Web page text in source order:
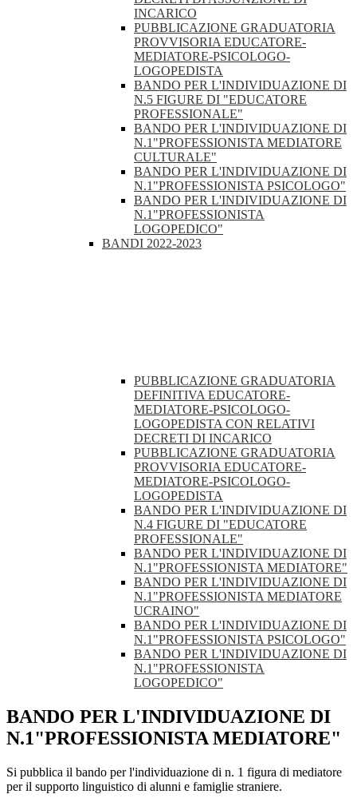
INCARICO
PUBBLICAZIONE GRADUATORIA
PROVVISORIA EDUCATORE-
MEDIATORE-PSICOLOGO-
LOGOPEDISTA
BANDO PER L'INDIVIDUAZIONE DI
N.5 FIGURE DI "EDUCATORE
PROFESSIONALE"
BANDO PER L'INDIVIDUAZIONE DI
N.1"PROFESSIONISTA MEDIATORE
CULTURALE"
BANDO PER L'INDIVIDUAZIONE DI
N.1"PROFESSIONISTA PSICOLOGO"
BANDO PER L'INDIVIDUAZIONE DI
N.1"PROFESSIONISTA
LOGOPEDICO"
BANDI 2022-2023
PUBBLICAZIONE GRADUATORIA
DEFINITIVA EDUCATORE-
MEDIATORE-PSICOLOGO-
LOGOPEDISTA CON RELATIVI
DECRETI DI INCARICO
PUBBLICAZIONE GRADUATORIA
PROVVISORIA EDUCATORE-
MEDIATORE-PSICOLOGO-
LOGOPEDISTA
BANDO PER L'INDIVIDUAZIONE DI
N.4 FIGURE DI "EDUCATORE
PROFESSIONALE"
BANDO PER L'INDIVIDUAZIONE DI
N.1"PROFESSIONISTA MEDIATORE"
BANDO PER L'INDIVIDUAZIONE DI
N.1"PROFESSIONISTA MEDIATORE
UCRAINO"
BANDO PER L'INDIVIDUAZIONE DI
N.1"PROFESSIONISTA PSICOLOGO"
BANDO PER L'INDIVIDUAZIONE DI
N.1"PROFESSIONISTA
LOGOPEDICO"
BANDO PER L'INDIVIDUAZIONE DI
N.1"PROFESSIONISTA MEDIATORE"
Si pubblica il bando per l'individuazione di n. 1 figura di mediatore
per il supporto linguistico di alunni e famiglie straniere.